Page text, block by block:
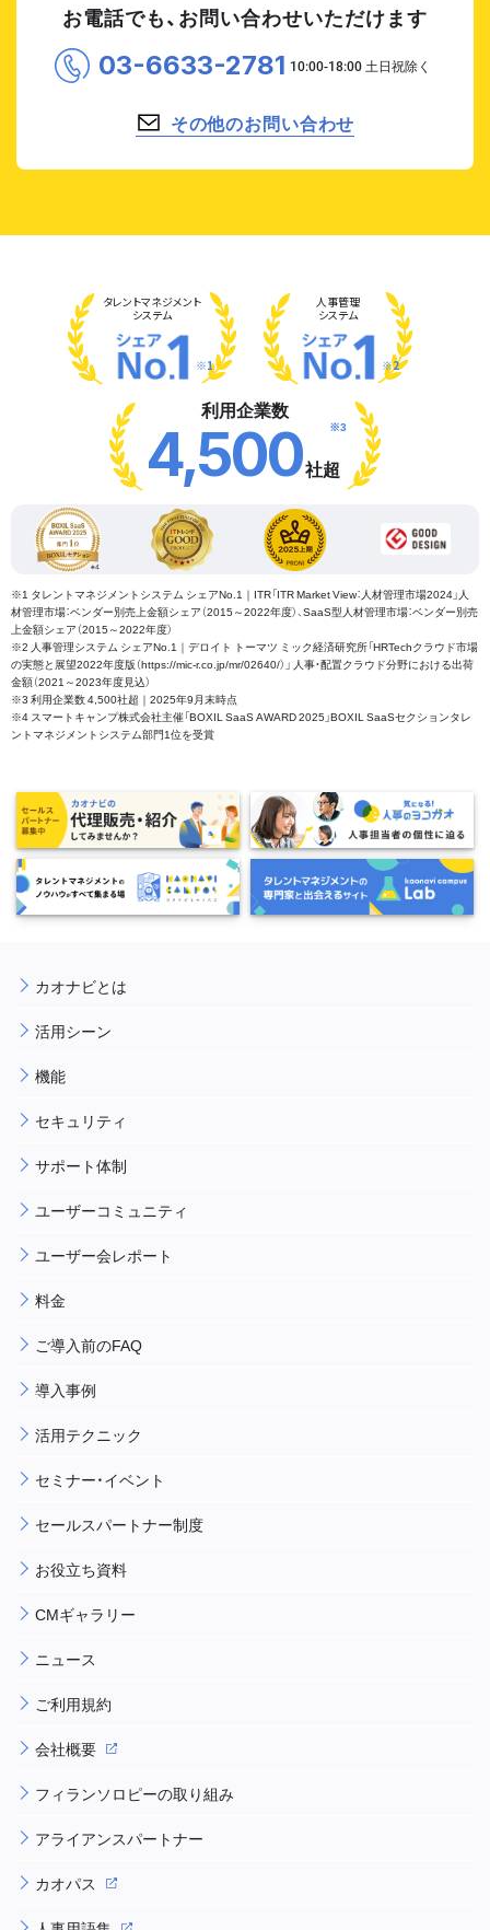
お電話でも、お問い合わせいただけます
03-6633-2781
その他のお問い合わせ
タレントマネジメント
システム
※1
人事管理
システム
※2
利用企業数
4,500社超
※3
※1 タレントマネジメントシステム シェアNo.1｜ITR「ITR Market View：人材管理市場2024」人
材管理市場：ベンダー別売上金額シェア（2015～2022年度）、SaaS型人材管理市場：ベンダー別売
上金額シェア（2015～2022年度）
※2 人事管理システム シェアNo.1｜デロイト トーマツ ミック経済研究所「HRTechクラウド市場
の実態と展望2022年度版（https://mic-r.co.jp/mr/02640/）」 人事・配置クラウド分野における出荷
金額（2021～2023年度見込）
※3 利用企業数 4,500社超｜2025年9月末時点
※4 スマートキャンプ株式会社主催「BOXIL SaaS AWARD 2025」BOXIL SaaSセクションタレ
ントマネジメントシステム部門1位を受賞
カオナビとは
活用シーン
機能
セキュリティ
サポート体制
ユーザーコミュニティ
ユーザー会レポート
料金
ご導入前のFAQ
導入事例
活用テクニック
セミナー・イベント
セールスパートナー制度
お役立ち資料
CMギャラリー
ニュース
ご利用規約
会社概要
フィランソロピーの取り組み
アライアンスパートナー
カオパス